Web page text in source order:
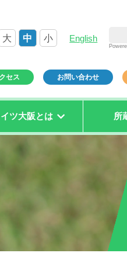
大 中 小 English
セス お問い合わせ
ツ大阪とは 所